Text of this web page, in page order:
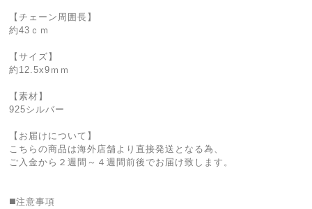
【チェーン周囲長】
約43ｃｍ
【サイズ】
約12.5x9ｍｍ
【素材】
925シルバー
【お届けについて】
こちらの商品は海外店舗より直接発送となる為、
ご入金から２週間～４週間前後でお届け致します。
◼️注意事項